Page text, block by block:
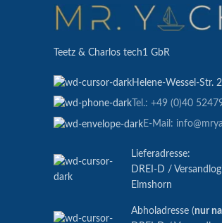
Teetz & Charlos tech1 GbR
Helene-Wessel-Str.
Tel.: +49 (0)40
E-Mail:
Lieferadresse:
DREI-D /
Elmshorn
Abholadresse (nur